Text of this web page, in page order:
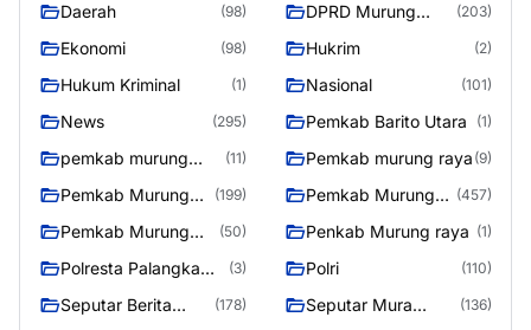
Daerah (98)
DPRD Murung
(203)
Ekonomi (98) Hukrim (2)
Hukum Kriminal (1) Nasional (101)
News (295) Pemkab Barito Utara (1)
pemkab murung
(11) Pemkab murung raya (9)
Pemkab Murung
(199)
Pemkab Murung
(457)
Pemkab Murung
(50) Penkab Murung raya (1)
Polresta Palangka
(3) Polri (110)
Seputar Berita
(178)
Seputar Mura
(136)